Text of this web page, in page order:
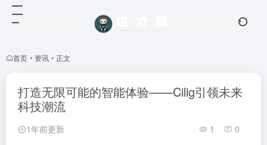
首页 • 资讯 • 正文
打造无限可能的智能体验——Cilig引领未来
科技潮流
1年前更新 1 0